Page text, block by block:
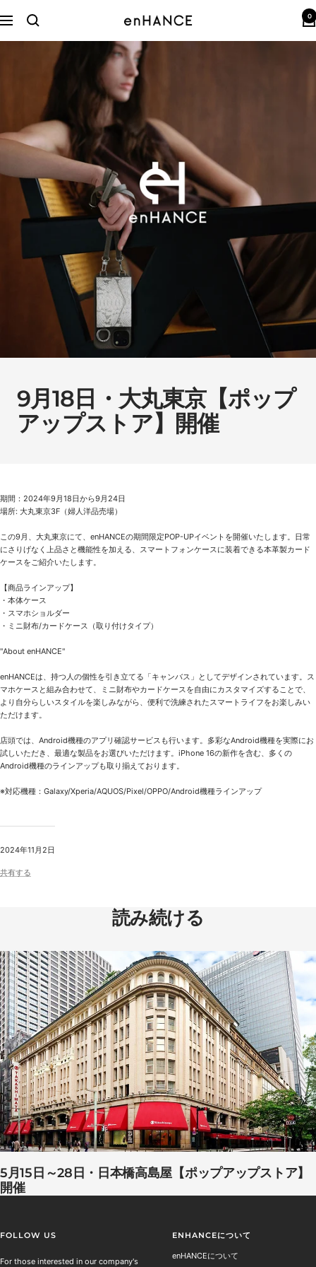
ン
ン
ナ
enHANCE 0
9月18日・大丸東京【ポップ
アップストア】開催
2024年11月2日
共有する
期間：2024年9月18日から9月24日
場所: 大丸東京3F（婦人洋品売場）
この9月、大丸東京にて、enHANCEの期間限定POP-UPイベントを開催いたします。日常
にさりげなく上品さと機能性を加える、スマートフォンケースに装着できる本革製カード
ケースをご紹介いたします。
【商品ラインアップ】
・本体ケース
・スマホショルダー
・ミニ財布/カードケース（取り付けタイプ）
"About enHANCE"
enHANCEは、持つ人の個性を引き立てる「キャンバス」としてデザインされています。ス
マホケースと組み合わせて、ミニ財布やカードケースを自由にカスタマイズすることで、
より自分らしいスタイルを楽しみながら、便利で洗練されたスマートライフをお楽しみい
ただけます。
店頭では、Android機種のアプリ確認サービスも行います。多彩なAndroid機種を実際にお
試しいただき、最適な製品をお選びいただけます。iPhone 16の新作を含む、多くの
Android機種のラインアップも取り揃えております。
※対応機種：Galaxy/Xperia/AQUOS/Pixel/OPPO/Android機種ラインアップ
読み続ける
5月15日～28日・日本橋高島屋【ポップアップストア】
開催
FOLLOW US
For those interested in our company's
ENHANCEについて
enHANCEについて